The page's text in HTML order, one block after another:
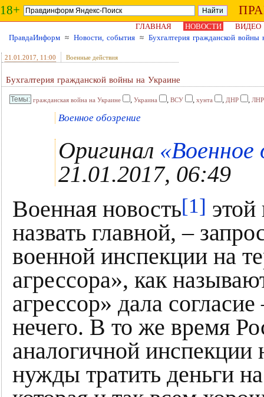
18+
ГЛАВНАЯ НОВОСТИ
ВИДЕО
ПравдаИнформ ≈ Новости, события ≈ Бухгалтерия гражданской войны
21.01.2017 , 11:00 Военные действия
Бухгалтерия гражданской войны на Украине
гражданская война на Украине , Украина , ВСУ , хунта , ДНР , ЛНР
Военное обозрение
Оригинал «Военное
21.01.2017, 06:49
Военная новость[1]
назвать главной, –
военной инспекции на
агрессора», как
агрессор» дала
нечего. В то же время
аналогичной
нужды тратить деньги